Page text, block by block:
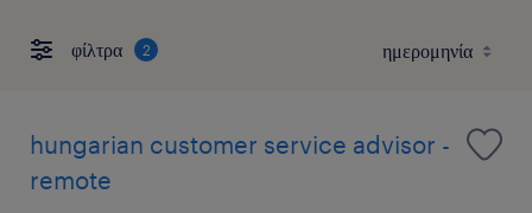
φίλτρα 2
hungarian customer service advisor -
remote